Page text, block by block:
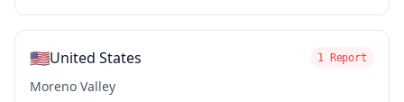
🇺🇸United States 1 Report
Moreno Valley